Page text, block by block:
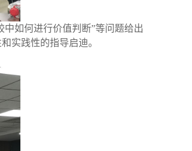
如何进行价值判断”等问题给出
实践性的指导启迪。